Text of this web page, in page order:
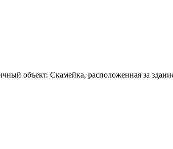
объект. Скамейка, расположенная за